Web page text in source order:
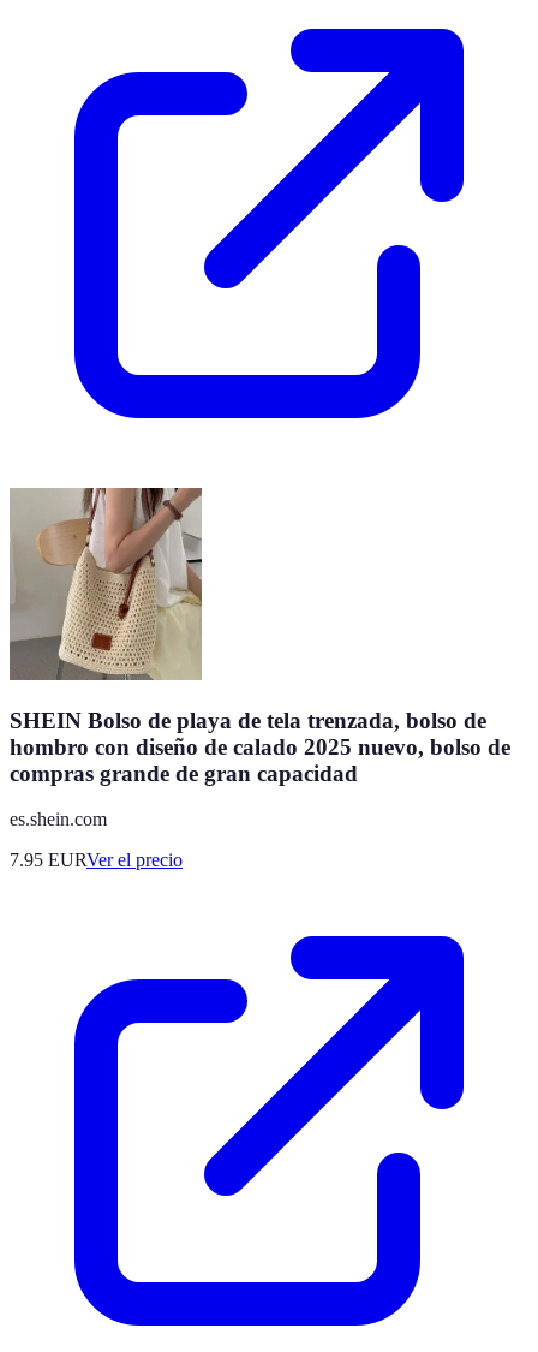
SHEIN Bolso de playa de tela trenzada, bolso de
hombro con diseño de calado 2025 nuevo, bolso de
compras grande de gran capacidad
es.shein.com
7.95 EURVer el precio